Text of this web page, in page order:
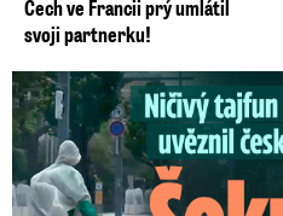
Čech ve Francii prý umlátil
svoji partnerku!
Ničivý tajfun uvěznil české